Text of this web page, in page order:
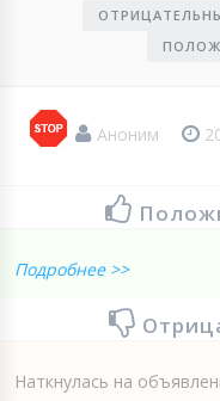
Аноним
Подробнее >>
Наткнулась на